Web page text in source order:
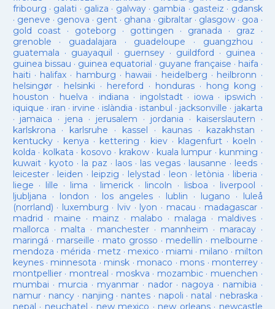
fribourg · galati · galiza · galway· gambia · gasteiz · gdansk
· geneve · genova · gent· ghana · gibraltar· glasgow· goa ·
gold coast · goteborg · gottingen · granada · graz ·
grenoble · guadalajara · guadeloupe · guangzhou ·
guatemala · guayaquil · guernsey· guildford · guinea ·
guinea bissau · guinea equatorial · guyane française · haifa ·
haiti · halifax · hamburg · hawaii · heidelberg · heilbronn ·
helsingør· helsinki · hereford · honduras· hong kong ·
houston · huelva · indiana · ingolstadt· iowa · ipswich ·
iquique · iran · irvine · islàndia · istanbul · jacksonville · jakarta
· jamaica · jena · jerusalem · jordania · kaiserslautern ·
karlskrona · karlsruhe · kassel · kaunas· kazakhstan ·
kentucky· kenya · kettering · kiev· klagenfurt · koeln ·
kolda · kolkata · kosovo · krakow· kuala lumpur · kunming ·
kuwait· kyoto · la paz · laos· las vegas· lausanne · leeds ·
leicester· leiden · leipzig · lelystad · leon · letònia · liberia ·
liege · lille · lima · limerick· lincoln · lisboa · liverpool ·
ljubljana · london · los angeles· lublin · lugano · luleå
(norrland) · luxemburg · lviv · lyon · macau · madagascar·
madrid · maine · mainz · malabo · malaga · maldives·
mallorca · malta · manchester· mannheim · maracay·
maringá · marseille · mato grosso · medellín · melbourne ·
mendoza · mérida · metz · mexico · miami · milano · milton
keynes· minnesota · minsk · monaco · mons · monterrey ·
montpellier· montreal · moskva · mozambic· muenchen ·
mumbai · murcia · myanmar· nador · nagoya · namibia ·
namur· nancy · nanjing · nantes · napoli · natal · nebraska ·
nepal · neuchatel · new mexico · new orleans· newcastle